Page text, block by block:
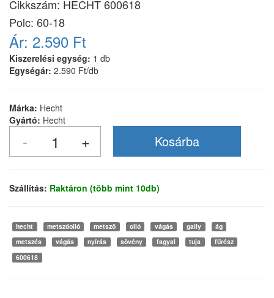
Cikkszám: HECHT 600618
Polc: 60-18
Ár: 2.590 Ft
Kiszerelési egység: 1 db
Egységár: 2.590 Ft/db
Márka: Hecht
Gyártó: Hecht
Szállítás: Raktáron (több mint 10db)
hecht metszőolló metsző olló vágás gally
ág
metszés
vágás nyírás sövény fagyal tuja
fűrész
600618